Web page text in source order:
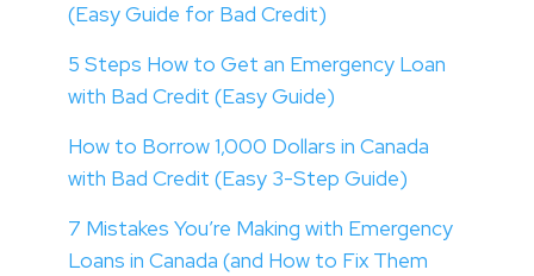
(Easy Guide for Bad Credit)
5 Steps How to Get an Emergency Loan
with Bad Credit (Easy Guide)
How to Borrow 1,000 Dollars in Canada
with Bad Credit (Easy 3-Step Guide)
7 Mistakes You’re Making with Emergency
Loans in Canada (and How to Fix Them